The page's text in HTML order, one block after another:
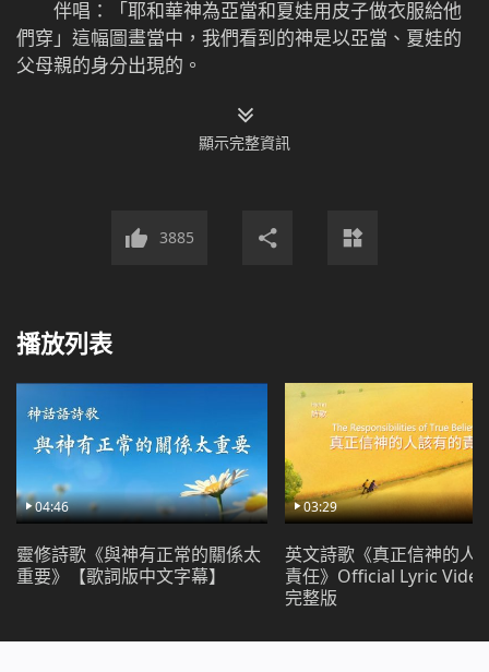
伴唱：「耶和華神為亞當和夏娃用皮子做衣服給他
們穿」這幅圖畫當中，我們看到的神是以亞當、夏娃的
父母親的身分出現的。
1 神造了這兩個人，神把他們當作伴侶，作為他倆
唯一的親人，照顧他們的生活，也照顧他們的衣食住
到神的至高無上；也看不到神的神祕莫測；更看不到神
2 神對待亞當、夏娃的態度與方式就如人的父母牽
他們的兒女一樣，實實在在，看得見、摸得著。神並不
以自己高大的地位自居，而是親自用皮子給人類做衣服
穿。這件事雖然簡單，甚至人認為不值得一提，但是又
讓所有跟隨神曾經對神充滿了渺茫想像的人見識到了神
的真實、神的可愛，看到了神的信實與神的卑微。
親愛的弟兄姊妹，看了本篇內容您有什麼看法或
在線暢聊」窗口與我們探討
顯示完整資訊
3885
播放列表
04:46
靈修詩歌《與神有正常的關係太
重要》【歌詞版中文字幕】
03:29
英文詩歌《真正信神的人
責任》Official Lyric
完整版